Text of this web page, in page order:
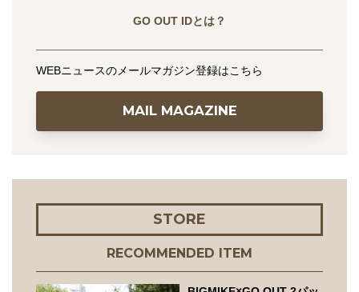
GO OUT IDとは？
WEBニュースのメールマガジン登録はこちら
MAIL MAGAZINE
STORE
RECOMMENDED ITEM